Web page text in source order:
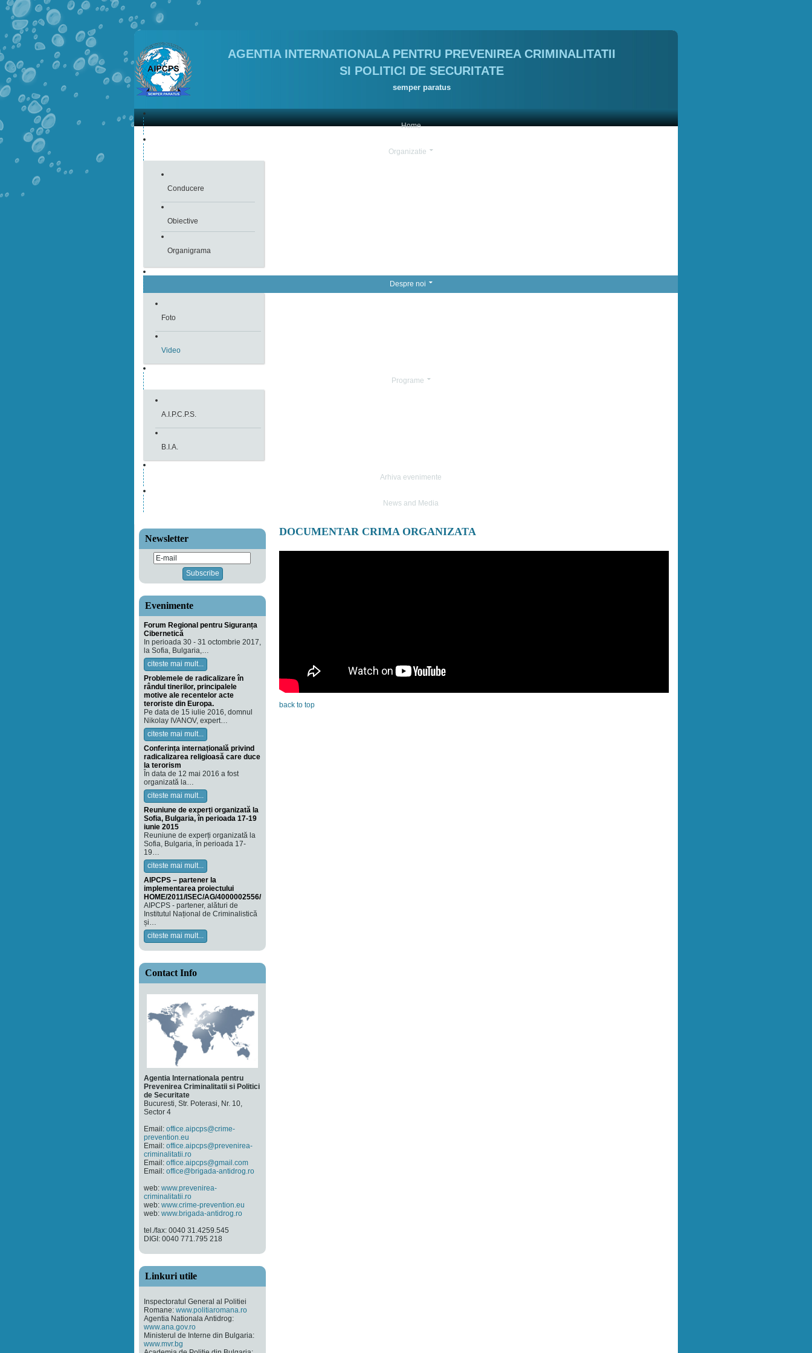
AGENTIA INTERNATIONALA PENTRU PREVENIREA CRIMINALITATII
SI POLITICI DE SECURITATE
semper paratus
Home
Organizatie
Conducere
Obiective
Organigrama
Despre noi
Foto
Video
Programe
A.I.P.C.P.S.
B.I.A.
Arhiva evenimente
News and Media
DOCUMENTAR CRIMA ORGANIZATA
back to top
Newsletter
Evenimente
Forum Regional pentru Siguranța
Cibernetică
In perioada 30 - 31 octombrie 2017,
la Sofia, Bulgaria,…
citeste mai mult...
Problemele de radicalizare în
rândul tinerilor, principalele
motive ale recentelor acte
teroriste din Europa.
Pe data de 15 iulie 2016, domnul
Nikolay IVANOV, expert…
citeste mai mult...
Conferința internațională privind
radicalizarea religioasă care duce
la terorism
În data de 12 mai 2016 a fost
organizată la…
citeste mai mult...
Reuniune de experți organizată la
Sofia, Bulgaria, în perioada 17-19
iunie 2015
Reuniune de experți organizată la
Sofia, Bulgaria, în perioada 17-
19…
citeste mai mult...
AIPCPS – partener la
implementarea proiectului
HOME/2011/ISEC/AG/4000002556/
AIPCPS - partener, alături de
Institutul Național de Criminalistică
și…
citeste mai mult...
Contact Info
Agentia Internationala pentru
Prevenirea Criminalitatii si Politici
de Securitate
Bucuresti, Str. Poterasi, Nr. 10,
Sector 4
Email: office.aipcps@crime-
prevention.eu
Email: office.aipcps@prevenirea-
criminalitatii.ro
Email: office.aipcps@gmail.com
Email: office@brigada-antidrog.ro
web: www.prevenirea-
criminalitatii.ro
web: www.crime-prevention.eu
web: www.brigada-antidrog.ro
tel./fax: 0040 31.4259.545
DIGI: 0040 771.795 218
Linkuri utile
Inspectoratul General al Politiei
Romane: www.politiaromana.ro
Agentia Nationala Antidrog:
www.ana.gov.ro
Ministerul de Interne din Bulgaria:
www.mvr.bg